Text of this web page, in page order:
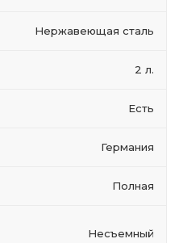
Нержавеющая сталь
2 л.
Есть
Германия
Полная
Несъемный